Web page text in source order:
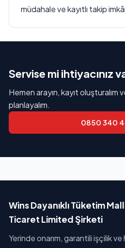
müdahale ve kayıtlı takip
Servise mi ihtiyacınız
Hemen arayın, kayıt oluşturalım
planlayalım.
0850 340
Wins Dayanıklı Tüketim
Ticaret Limited Şirketi
Yerinde onarım, garantili işçilik ve